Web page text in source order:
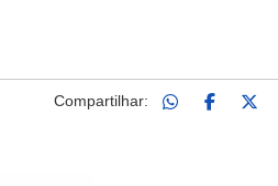
Compartilhar: